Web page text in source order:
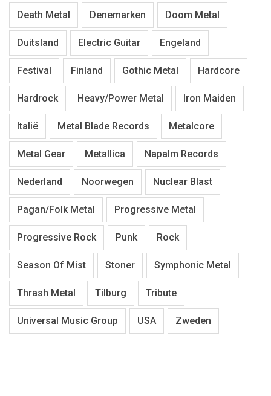
Death Metal Denemarken Doom Metal
Duitsland Electric Guitar Engeland
Festival Finland Gothic Metal Hardcore
Hardrock Heavy/Power Metal Iron Maiden
Italië Metal Blade Records Metalcore
Metal Gear Metallica Napalm Records
Nederland Noorwegen Nuclear Blast
Pagan/Folk Metal Progressive Metal
Progressive Rock Punk Rock
Season Of Mist Stoner Symphonic Metal
Thrash Metal Tilburg Tribute
Universal Music Group USA Zweden